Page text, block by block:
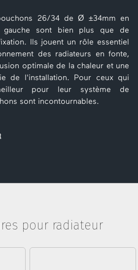
26/34 de Ø ±34mm en
sont bien plus que de
Ils jouent un rôle essentiel
des radiateurs en fonte,
optimale de la chaleur et une
de l'installation. Pour ceux qui
pour leur système de
sont incontournables.
pour radiateur